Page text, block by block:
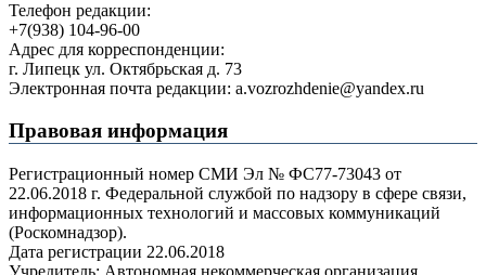
Телефон редакции:
+7(938) 104-96-00
Адрес для корреспонденции:
г. Липецк ул. Октябрьская д. 73
Электронная почта редакции: a.vozrozhdenie@yandex.ru
Правовая информация
Регистрационный номер СМИ Эл № ФС77-73043 от
22.06.2018 г. Федеральной службой по надзору в сфере связи,
информационных технологий и массовых коммуникаций
(Роскомнадзор).
Дата регистрации 22.06.2018
Учредитель: Автономная некоммерческая организация